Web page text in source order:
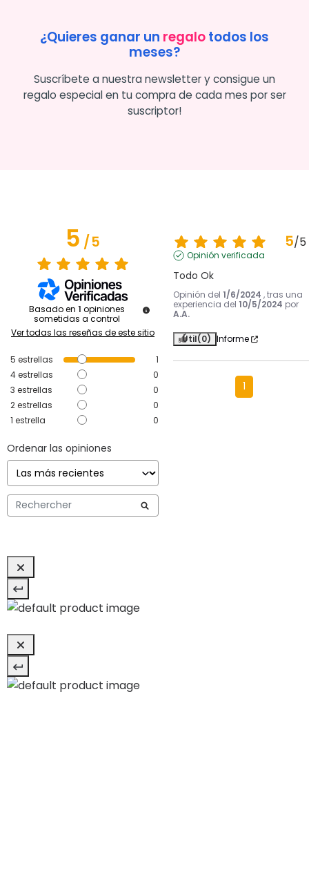
¿Quieres ganar un regalotodos los
meses?
Suscríbete a nuestra newsletter y consigue un
regalo especial en tu compra de cada mes por ser
suscriptor!
5/5
Basado en 1 opiniones
sometidas a control
Ver todas las reseñas de este sitio
5 estrellas
1
4estrellas
0
3 estrellas
0
2estrellas
0
1 estrella 0
Ordenar las opiniones
5/5
Opinión verificada
Todo Ok
Opinión del 1/6/2024 , tras una
experiencia del 10/5/2024 por
A.A.
Útil(0) Informe
1